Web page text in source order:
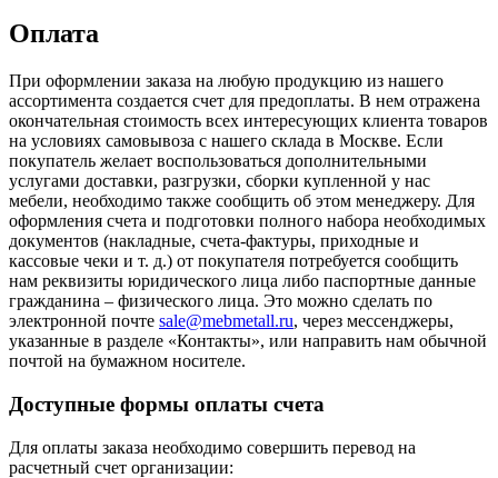
Оплата
При оформлении заказа на любую продукцию из нашего
ассортимента создается счет для предоплаты. В нем отражена
окончательная стоимость всех интересующих клиента товаров
на условиях самовывоза с нашего склада в Москве. Если
покупатель желает воспользоваться дополнительными
услугами доставки, разгрузки, сборки купленной у нас
мебели, необходимо также сообщить об этом менеджеру. Для
оформления счета и подготовки полного набора необходимых
документов (накладные, счета-фактуры, приходные и
кассовые чеки и т. д.) от покупателя потребуется сообщить
нам реквизиты юридического лица либо паспортные данные
гражданина – физического лица. Это можно сделать по
электронной почте sale@mebmetall.ru, через мессенджеры,
указанные в разделе «Контакты», или направить нам обычной
почтой на бумажном носителе.
Доступные формы оплаты счета
Для оплаты заказа необходимо совершить перевод на
расчетный счет организации: